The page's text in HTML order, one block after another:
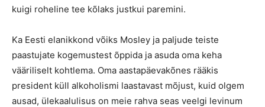
kuigi roheline tee kõlaks justkui paremini.
Ka Eesti elanikkond võiks Mosley ja paljude teiste
paastujate kogemustest õppida ja asuda oma keha
vääriliselt kohtlema. Oma aastapäevakõnes rääkis
president küll alkoholismi laastavast mõjust, kuid olgem
ausad, ülekaalulisus on meie rahva seas veelgi levinum